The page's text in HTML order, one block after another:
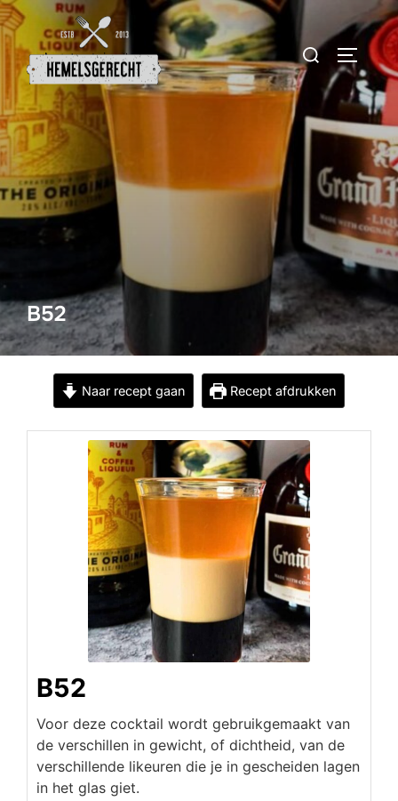
Ga
naar
inhoud
Zoek
naar:
B52
Naar recept gaan Recept afdrukken
B52
Voor deze cocktail wordt gebruikgemaakt van
de verschillen in gewicht, of dichtheid, van de
verschillende likeuren die je in gescheiden lagen
in het glas giet.